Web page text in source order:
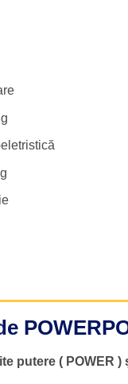
putere ( POWER )